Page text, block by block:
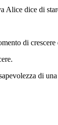
Alice dice di
di
di